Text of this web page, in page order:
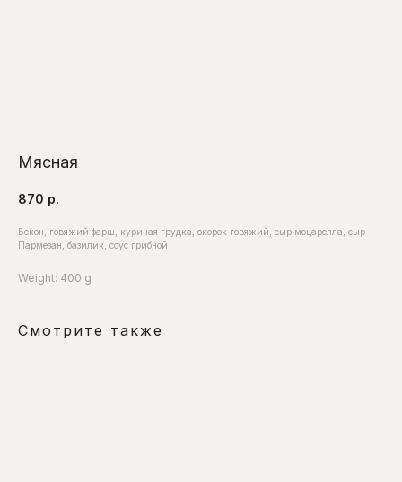
Мясная
870 р.
Бекон, говяжий фарш, куриная грудка, окорок говяжий, сыр моцарелла, сыр
Пармезан, базилик, соус грибной
Weight: 400 g
Смотрите также